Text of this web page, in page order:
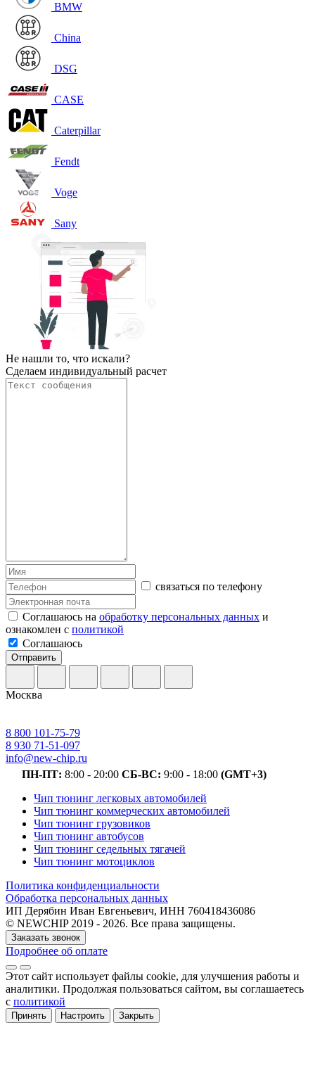
BMW
China
DSG
CASE
Caterpillar
Fendt
Voge
Sany
Не нашли то, что искали?
Сделаем индивидуальный расчет
связаться по телефону
Соглашаюсь на обработку персональных данных и
ознакомлен с политикой
Соглашаюсь
Отправить
Москва
8 800 101-75-79
8 930 71-51-097
info@new-chip.ru
ПН-ПТ: 8:00 - 20:00 СБ-ВС: 9:00 - 18:00 (GMT+3)
Чип тюнинг легковых автомобилей
Чип тюнинг коммерческих автомобилей
Чип тюнинг грузовиков
Чип тюнинг автобусов
Чип тюнинг седельных тягачей
Чип тюнинг мотоциклов
Политика конфиденциальности
Обработка персональных данных
ИП Дерябин Иван Евгеньевич, ИНН 760418436086
© NEWCHIP 2019 - 2026. Все права защищены.
Заказать звонок
Подробнее об оплате
Этот сайт использует файлы cookie, для улучшения работы и
аналитики. Продолжая пользоваться сайтом, вы соглашаетесь
с политикой
Принять Настроить Закрыть